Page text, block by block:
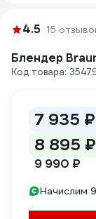
4.5 15
Блендер
Код товара:
7 935 ₽
8 895 ₽
9 990 ₽
Начислим